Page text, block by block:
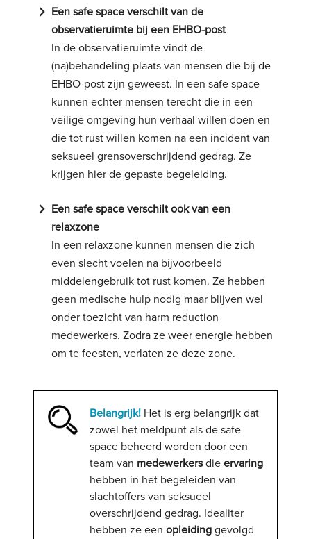
navigate_next Een safe space verschilt van de
observatieruimte bij een EHBO-post
In de observatieruimte vindt de
(na)behandeling plaats van mensen die bij de
EHBO-post zijn geweest. In een safe space
kunnen echter mensen terecht die in een
veilige omgeving hun verhaal willen doen en
die tot rust willen komen na een incident van
seksueel grensoverschrijdend gedrag. Ze
krijgen hier de gepaste begeleiding.
navigate_next Een safe space verschilt ook van een
relaxzone
In een relaxzone kunnen mensen die zich
even slecht voelen na bijvoorbeeld
middelengebruik tot rust komen. Ze hebben
geen medische hulp nodig maar blijven wel
onder toezicht van harm reduction
medewerkers. Zodra ze weer energie hebben
om te feesten, verlaten ze deze zone.
Belangrijk!Het is erg belangrijk dat
zowel het meldpunt als de safe
space beheerd worden door een
team van medewerkersdie ervaring
hebben in het begeleiden van
slachtoffers van seksueel
overschrijdend gedrag. Idealiter
hebben ze een opleiding gevolgd